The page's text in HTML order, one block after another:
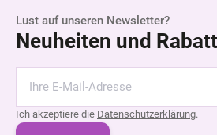
Lust auf unseren Newsletter?
Neuheiten und
Ich akzeptiere die Datenschutzerklärung.